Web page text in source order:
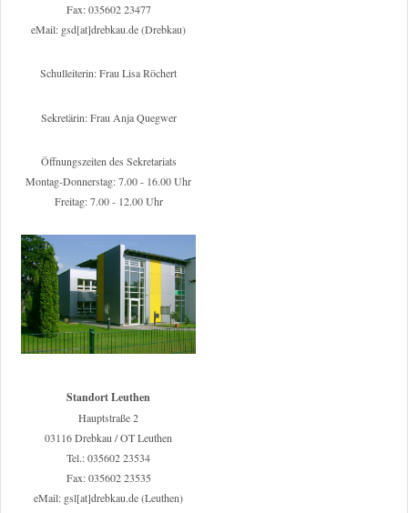
Fax: 035602 23477
eMail: gsd[at]drebkau.de (Drebkau)
Schulleiterin: Frau Lisa Röchert
Sekretärin: Frau Anja Quegwer
Öffnungszeiten des Sekretariats
Montag-Donnerstag: 7.00 - 16.00 Uhr
Freitag: 7.00 - 12.00 Uhr
Standort Leuthen
Hauptstraße 2
03116 Drebkau / OT Leuthen
Tel.: 035602 23534
Fax: 035602 23535
eMail: gsl[at]drebkau.de (Leuthen)